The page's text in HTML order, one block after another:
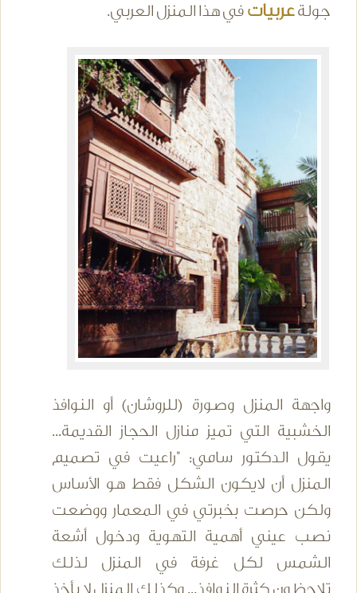
جولةعربيات في هذا المنزل العربي.
واجهة المنزل وصورة (للروشان) أو النوافذ
الخشبية التي تميز منازل الحجاز القديمة...
يقول الدكتور سامي: "راعيت في تصميم
المنزل أن لايكون الشكل فقط هو الأساس
ولكن حرصت بخبرتي في المعمار ووضعت
نصب عيني أهمية التهوية ودخول أشعة
الشمس لكل غرفة في المنزل لذلك
تلاحظون كثرة النوافذ... وكذلك المنزل لا يأخذ